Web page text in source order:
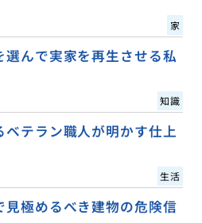
家
んで実家を再生させる私
知識
テラン職人が明かす仕上
生活
極めるべき建物の危険信